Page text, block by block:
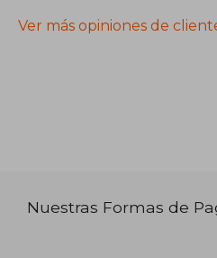
Ver más opiniones de
Nuestras Formas de